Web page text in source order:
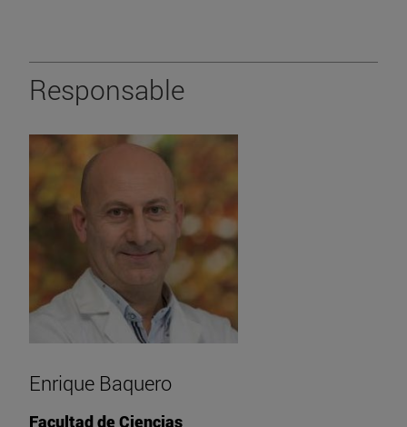
Responsable
Enrique Baquero
Facultad de Ciencias